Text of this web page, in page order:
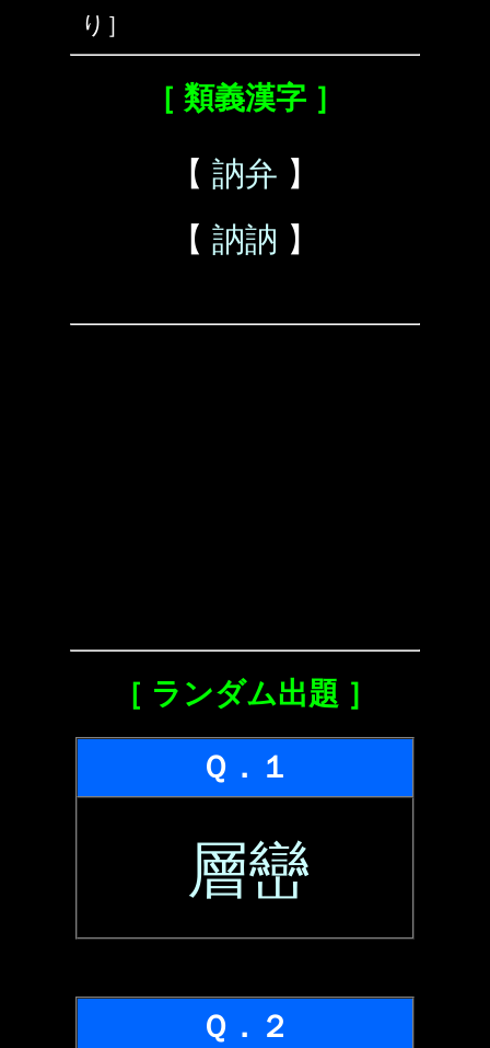
り］
［ 類義漢字 ］
【 訥弁 】
【 訥訥 】
［ ランダム出題 ］
Ｑ．１
層巒
Ｑ．２